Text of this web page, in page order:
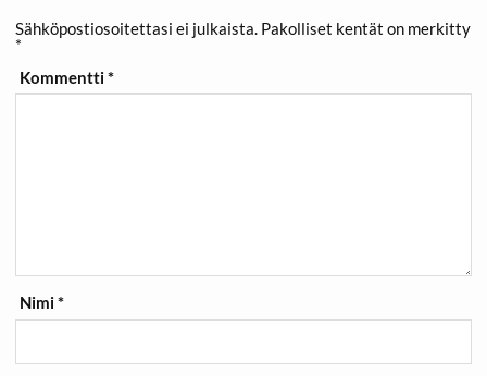
Sähköpostiosoitettasi ei julkaista. Pakolliset kentät on merkitty
*
Kommentti*
Nimi*